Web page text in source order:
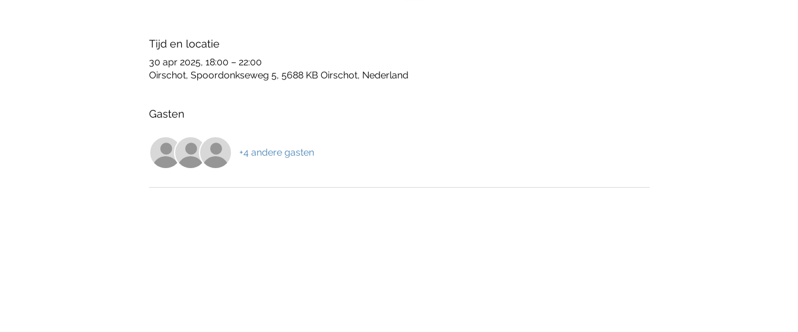
Tijd en locatie
30 apr 2025, 18:00 – 22:00
Oirschot, Spoordonkseweg 5, 5688 KB Oirschot, Nederland
Gasten
+4 andere gasten